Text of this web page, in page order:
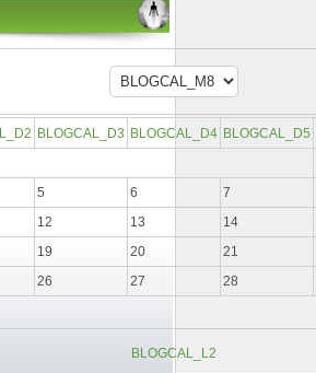
BLOGCAL_D3 BLOGCAL_D4 BLOGCAL_D5
5 6
7
12 13
14
19 20
21
26 27
28
BLOGCAL_L2